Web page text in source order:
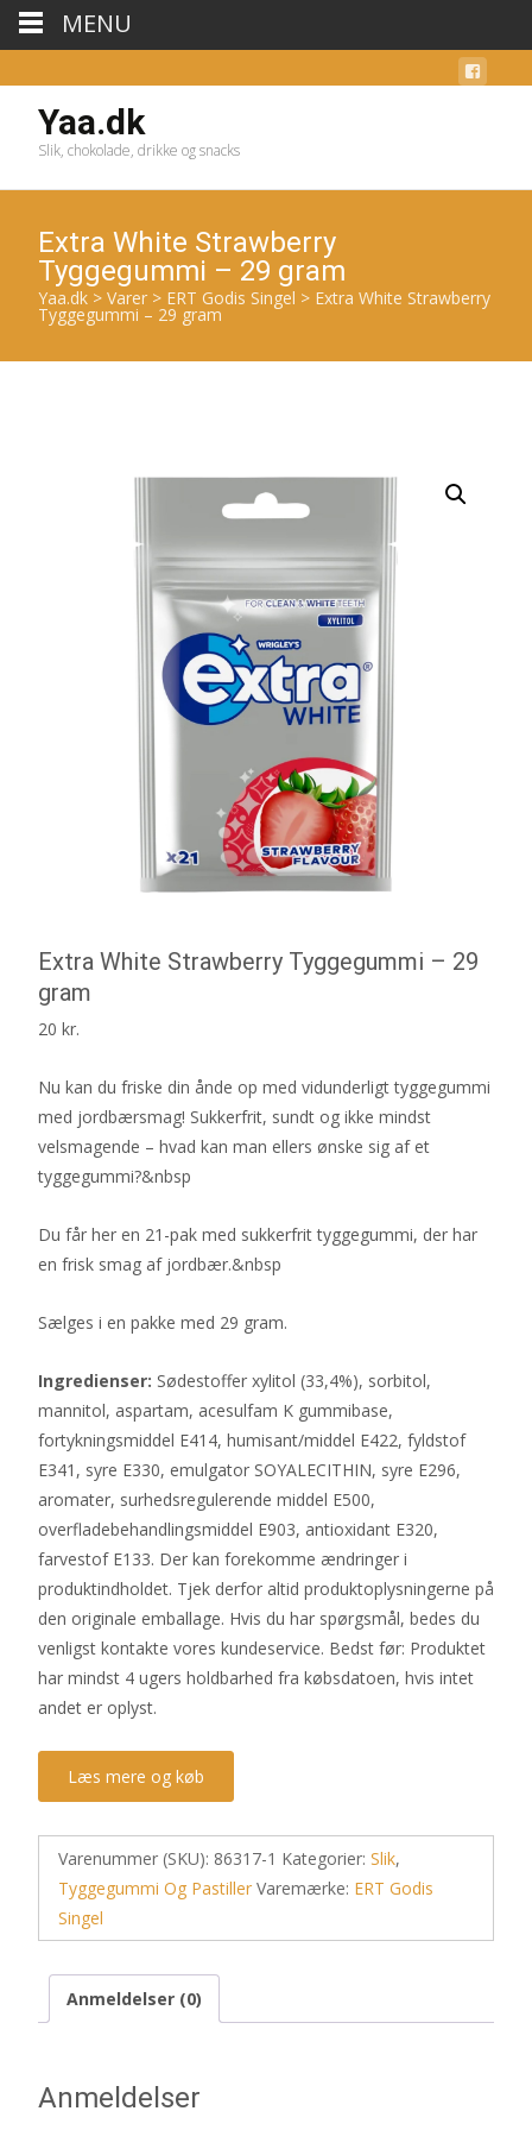
Yaa.dk
Slik, chokolade, drikke og snacks
Extra White Strawberry
Tyggegummi – 29 gram
Yaa.dk > Varer > ERT Godis Singel > Extra White Strawberry
Tyggegummi – 29 gram
Extra White Strawberry Tyggegummi – 29
gram
20 kr.
Nu kan du friske din ånde op med vidunderligt tyggegummi
med jordbærsmag! Sukkerfrit, sundt og ikke mindst
velsmagende – hvad kan man ellers ønske sig af et
tyggegummi?&nbsp
Du får her en 21-pak med sukkerfrit tyggegummi, der har
en frisk smag af jordbær.&nbsp
Sælges i en pakke med 29 gram.
Ingredienser: Sødestoffer xylitol (33,4%), sorbitol,
mannitol, aspartam, acesulfam K gummibase,
fortykningsmiddel E414, humisant/middel E422, fyldstof
E341, syre E330, emulgator SOYALECITHIN, syre E296,
aromater, surhedsregulerende middel E500,
overfladebehandlingsmiddel E903, antioxidant E320,
farvestof E133. Der kan forekomme ændringer i
produktindholdet. Tjek derfor altid produktoplysningerne på
den originale emballage. Hvis du har spørgsmål, bedes du
venligst kontakte vores kundeservice. Bedst før: Produktet
har mindst 4 ugers holdbarhed fra købsdatoen, hvis intet
andet er oplyst.
Læs mere og køb
Varenummer (SKU): 86317-1 Kategorier: Slik,
Tyggegummi Og Pastiller Varemærke: ERT Godis
Singel
Anmeldelser (0)
Anmeldelser
MENU